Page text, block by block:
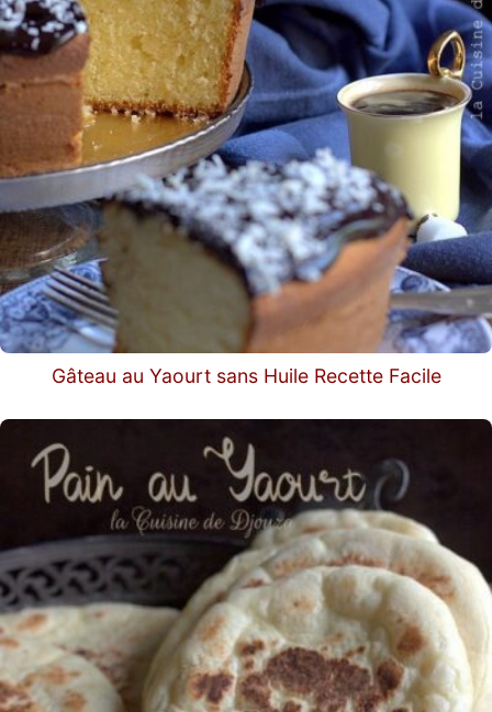
Gâteau au Yaourt sans Huile Recette Facile